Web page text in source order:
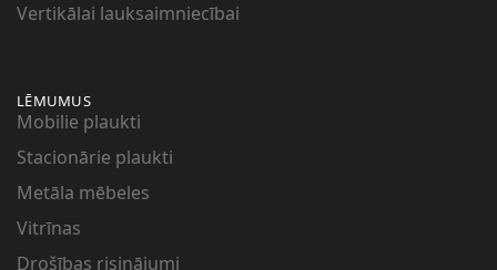
Vertikālai lauksaimniecībai
LĒMUMUS
Mobilie plaukti
Stacionārie plaukti
Metāla mēbeles
Vitrīnas
Drošības risinājumi